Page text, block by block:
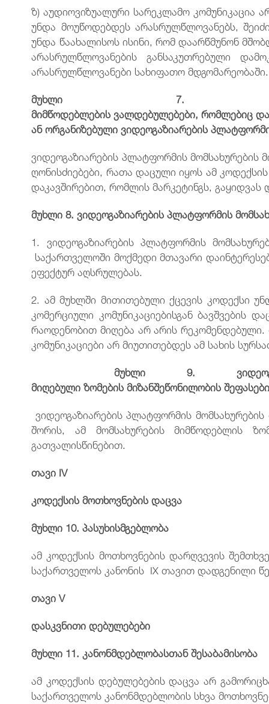
ზ) აუდიოვიზუალური სარეკლამო კომუნიკაცია
უნდა მოუწოდებდეს არასრულწლოვანებს,
უნდა წაახალისოს ისინი, რომ დაარწმუნონ
არასრულწლოვანების განსაკუთრებული
არასრულწლოვანები სახიფათო მდგომარეობაში.
მუხლი
მიმწოდებლებისვალდებულებები,რომლებიც
ან ორგანიზებულივიდეოგაზიარების
ვიდეოგაზიარების პლატფორმის
ღონისძიებები, რათა დაცული იყოს ამ
დაკავშირებით, რომლის მარკეტინგს,
მუხლი8.ვიდეოგაზიარებისპლატფორმის
1. ვიდეოგაზიარების პლატფორმის
საქართველოში მოქმედი მთავარი
ეფექტურ აღსრულებას.
2. ამ მუხლში მითითებული ქცევის კოდექსი
კომერციული კომუნიკაციებისგან ბავშვების
რაოდენობით მიღება არ არის
კომუნიკაციები არ მიუთითებდეს ამ სახის
მუხლი 9.
მიღებულიზომებისმიზანშეწონილობის
ვიდეოგაზიარების პლატფორმის
შორის, ამ მომსახურების მიმწოდებლის
გათვალისწინებით.
თავიIV
კოდექსისმოთხოვნებისდაცვა
მუხლი10.პასუხისმგებლობა
ამ კოდექსის მოთხოვნების დარღვევის
საქართველოს კანონის IX თავით დადგენილი
თავიV
დასკვნითიდებულებები
მუხლი11.კანონმდებლობასთანშესაბამისობა
ამ კოდექსის დებულებების დაცვა არ
საქართველოს კანონმდებლობის სხვა